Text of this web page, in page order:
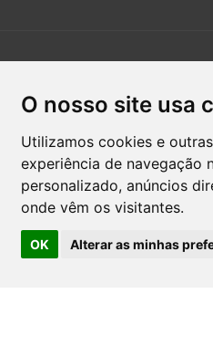
O nosso site usa
Utilizamos cookies e
experiência de navegação
personalizado, anúncios
onde vêm os visitantes.
OK Alterar as minhas
Nossos serviços gratuitos ajudam